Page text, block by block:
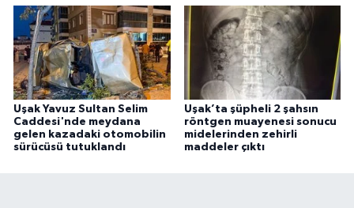
Uşak Yavuz Sultan Selim
Caddesi'nde meydana
gelen kazadaki otomobilin
sürücüsü tutuklandı
Uşak’ta şüpheli 2 şahsın
röntgen muayenesi sonucu
midelerinden zehirli
maddeler çıktı